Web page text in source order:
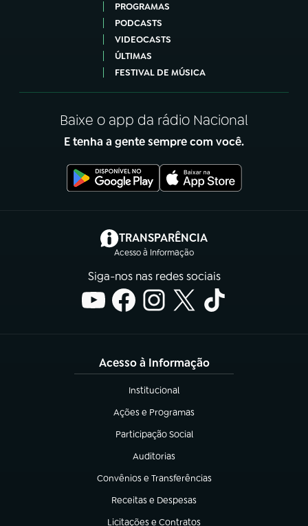
PROGRAMAS
PODCASTS
VIDEOCASTS
ÚLTIMAS
FESTIVAL DE MÚSICA
Baixe o app da rádio Nacional
E tenha a gente sempre com você.
TRANSPARÊNCIA
Acesso à Informação
(abre em nova aba)
Siga-nos nas redes sociais
Acesso à Informação
Institucional
(abre em nova aba)
Ações e Programas
(abre em nova aba)
Participação Social
(abre em nova aba)
Auditorias
(abre em nova aba)
Convênios e Transferências
(abre em nova aba)
Receitas e Despesas
(abre em nova aba)
Licitações e Contratos